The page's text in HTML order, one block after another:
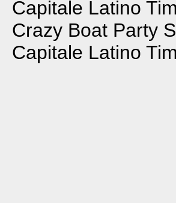
Capitale Latino
Crazy Boat Party
Capitale Latino